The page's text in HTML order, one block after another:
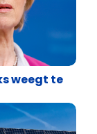
weegt te